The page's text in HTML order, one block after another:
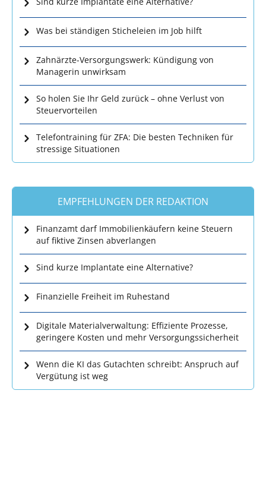
Was bei ständigen Sticheleien im Job hilft
Zahnärzte-Versorgungswerk: Kündigung von
Managerin unwirksam
So holen Sie Ihr Geld zurück – ohne Verlust von
Steuervorteilen
Telefontraining für ZFA: Die besten Techniken für
stressige Situationen
EMPFEHLUNGEN DER REDAKTION
Finanzamt darf Immobilienkäufern keine Steuern
auf fiktive Zinsen abverlangen
Sind kurze Implantate eine Alternative?
Finanzielle Freiheit im Ruhestand
Digitale Materialverwaltung: Effiziente Prozesse,
geringere Kosten und mehr Versorgungssicherheit
Wenn die KI das Gutachten schreibt: Anspruch auf
Vergütung ist weg